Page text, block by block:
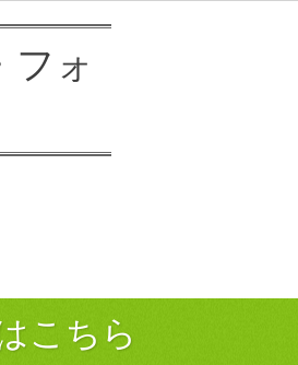
フォ
こちら